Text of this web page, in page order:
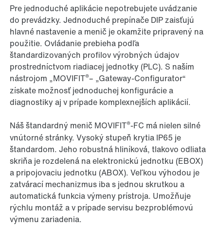
Pre jednoduché aplikácie nepotrebujete uvádzanie
do prevádzky. Jednoduché prepínače DIP zaisťujú
hlavné nastavenie a menič je okamžite pripravený na
použitie. Ovládanie prebieha podľa
štandardizovaných profilov výrobných údajov
prostredníctvom riadiacej jednotky (PLC). S naším
nástrojom „MOVIFIT®– „Gateway-Configurator“
získate možnosť jednoduchej konfigurácie a
diagnostiky aj v prípade komplexnejších aplikácií.
Náš štandardný menič MOVIFIT®-FC má nielen silné
vnútorné stránky. Vysoký stupeň krytia IP65 je
štandardom. Jeho robustná hliníková, tlakovo odliata
skriňa je rozdelená na elektronickú jednotku (EBOX)
a pripojovaciu jednotku (ABOX). Veľkou výhodou je
zatvárací mechanizmus iba s jednou skrutkou a
automatická funkcia výmeny prístroja. Umožňuje
rýchlu montáž a v prípade servisu bezproblémovú
výmenu zariadenia.